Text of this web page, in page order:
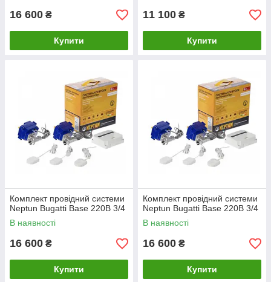
16 600 ₴
Купити
11 100 ₴
Купити
Комплект провідний системи
Neptun Bugatti Base 220B 3/4
В наявності
16 600 ₴
Купити
Комплект провідний системи
Neptun Bugatti Base 220B 3/4
В наявності
16 600 ₴
Купити